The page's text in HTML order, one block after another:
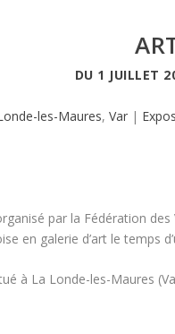
DU 1 JUILLET
les-Maures, Var|
par la Fédération
en galerie d’art le temps
à La Londe-les-Maures